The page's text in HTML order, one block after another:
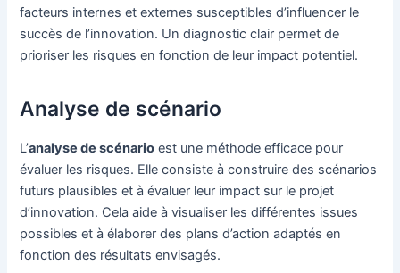
facteurs internes et externes susceptibles d’influencer le
succès de l’innovation. Un diagnostic clair permet de
prioriser les risques en fonction de leur impact potentiel.
Analyse de scénario
L’analyse de scénario est une méthode efficace pour
évaluer les risques. Elle consiste à construire des scénarios
futurs plausibles et à évaluer leur impact sur le projet
d’innovation. Cela aide à visualiser les différentes issues
possibles et à élaborer des plans d’action adaptés en
fonction des résultats envisagés.